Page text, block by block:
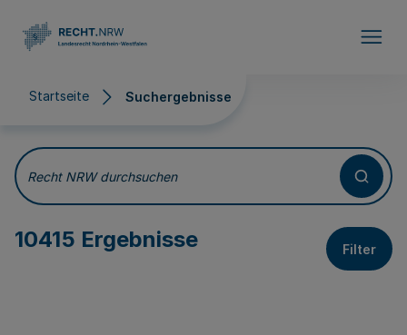
Startseite Suchergebnisse
Suchergebnisse
Recht NRW durchsuchen
10415 Ergebnisse Filter